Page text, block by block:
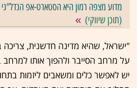
מדוע מצפה רמון היא הסטארט-אפ
(תוכן שיווקי)
"ישראל, שהיא מדינה חדשנית, צריכה
על מרחב הסייבר ולהפוך אותו
יש לאפשר כלים ומשאבים ליזמות